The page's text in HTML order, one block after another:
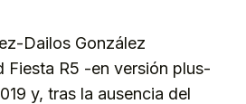
Dailos González
Fiesta R5 -en versión plus-
y, tras la ausencia del